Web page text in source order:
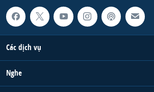
Các dịch vụ
Nghe